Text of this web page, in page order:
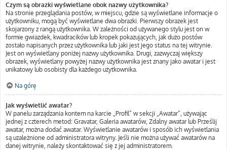
Czym są obrazki wyświetlane obok nazwy użytkownika?
Na stronie przeglądania postów, w miejscu, gdzie są wyświetlane informacje o
użytkowniku, mogą być wyświetlane dwa obrazki. Pierwszy obrazek jest
skojarzony z rangą użytkownika. W zależności od używanego stylu jest on w
formie gwiazdek, kwadracików lub kropek pokazujących, jak dużo postów
zostało napisanych przez użytkownika lub jaki jest jego status na tej witrynie.
Jest on wyświetlany poniżej nazwy użytkownika. Drugi, zazwyczaj większy
obrazek, wyświetlany powyżej nazwy użytkownika jest znany jako awatar i jest
unikatowy lub osobisty dla każdego użytkownika.
Na górę
Jak wyświetlić awatar?
W panelu zarządzania kontem na karcie „Profil” w sekcji „Awatar”, używając
jednej z czterech metod: Gravatar, Galeria awatarów, Zdalny awatar lub Prześlij
awatar, można dodać awatar. Wyświetlanie awatarów i sposób ich wyświetlania
są uzależnione od administratora witryny. Jeśli nie można używać awatarów na
danej witrynie, należy skontaktować się z jej administratorem.